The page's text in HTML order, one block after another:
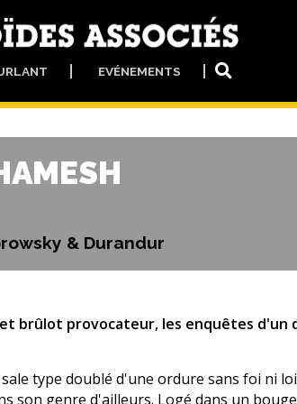
EVÉNEMENTS
& Durandur
brûlot provocateur, les enquêtes d'un
type doublé d'une ordure sans foi ni
son genre d'ailleurs. Logé dans un